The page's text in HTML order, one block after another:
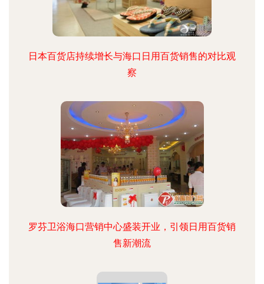
日本百货店持续增长与海口日用百货销售的对比观
察
罗芬卫浴海口营销中心盛装开业，引领日用百货销
售新潮流